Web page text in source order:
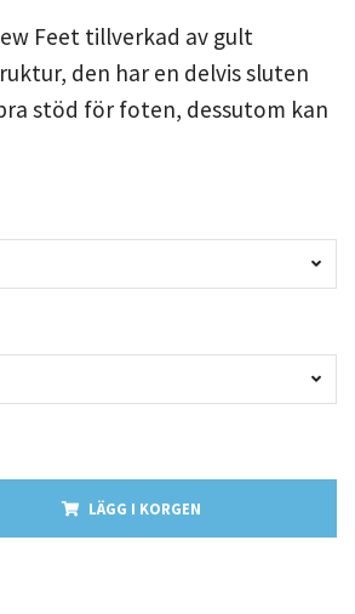
Feet tillverkad av gult
den har en delvis sluten
stöd för foten, dessutom kan
LÄGG I KORGEN